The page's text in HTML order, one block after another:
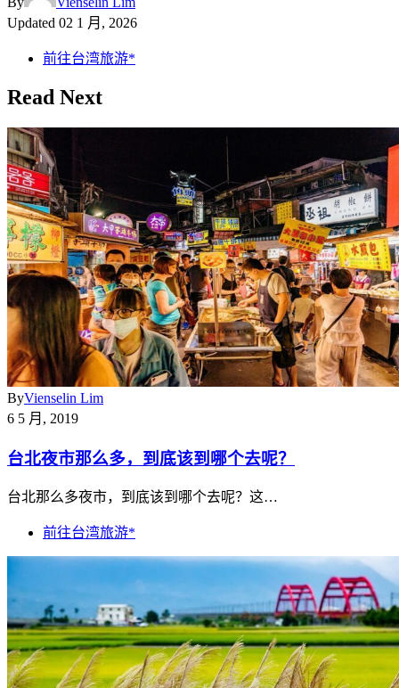
Updated 02 1 月, 2026
前往台湾旅游*
Read Next
ByVienselin Lim
6 5 月, 2019
台北夜市那么多，到底该到哪个去呢？
台北那么多夜市，到底该到哪个去呢？这…
前往台湾旅游*